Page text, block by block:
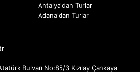
Antalya'dan Turlar
Adana'dan Turlar
Bulvarı No:85/3 Kızılay Çankaya